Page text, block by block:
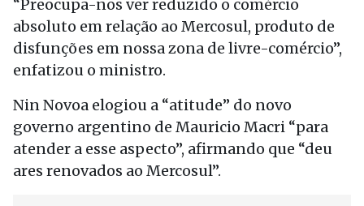
“Preocupa-nos ver reduzido o comércio
absoluto em relação ao Mercosul, produto de
disfunções em nossa zona de livre-comércio”,
enfatizou o ministro.
Nin Novoa elogiou a “atitude” do novo
governo argentino de Mauricio Macri “para
atender a esse aspecto”, afirmando que “deu
ares renovados ao Mercosul”.